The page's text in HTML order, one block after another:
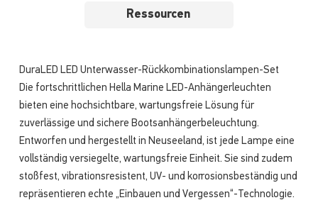
Ressourcen
DuraLED LED Unterwasser-Rückkombinationslampen-Set
Die fortschrittlichen Hella Marine LED-Anhängerleuchten
bieten eine hochsichtbare, wartungsfreie Lösung für
zuverlässige und sichere Bootsanhängerbeleuchtung.
Entworfen und hergestellt in Neuseeland, ist jede Lampe eine
vollständig versiegelte, wartungsfreie Einheit. Sie sind zudem
stoßfest, vibrationsresistent, UV- und korrosionsbeständig und
repräsentieren echte „Einbauen und Vergessen“-Technologie.